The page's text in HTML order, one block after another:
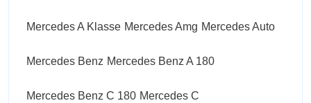
Mercedes A Klasse Mercedes Amg Mercedes Auto
Mercedes Benz Mercedes Benz A 180
Mercedes Benz C 180 Mercedes C